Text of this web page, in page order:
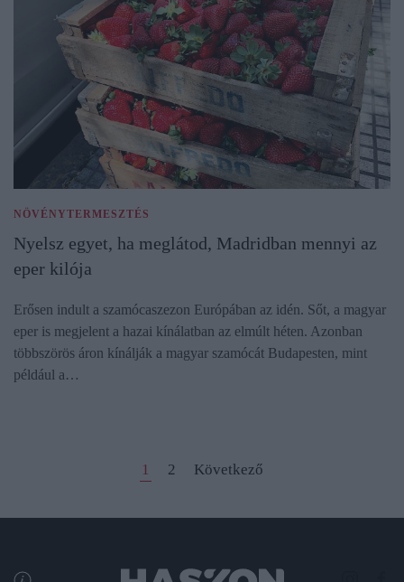
NÖVÉNYTERMESZTÉS
Nyelsz egyet, ha meglátod, Madridban mennyi az
eper kilója
Erősen indult a szamócaszezon Európában az idén. Sőt, a magyar
eper is megjelent a hazai kínálatban az elmúlt héten. Azonban
többszörös áron kínálják a magyar szamócát Budapesten, mint
például a…
1 2 Következő